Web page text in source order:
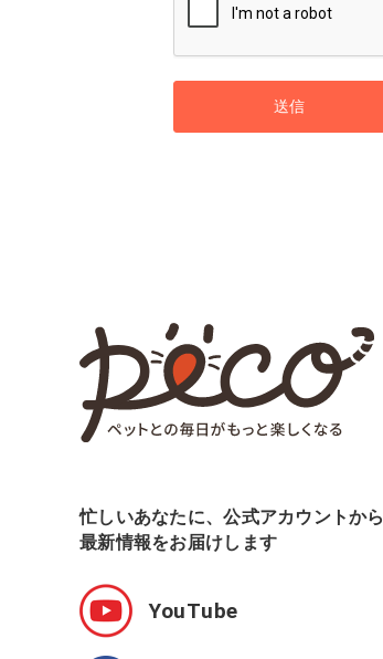
送信
忙しいあなたに、公式アカウントから
最新情報をお届けします
YouTube